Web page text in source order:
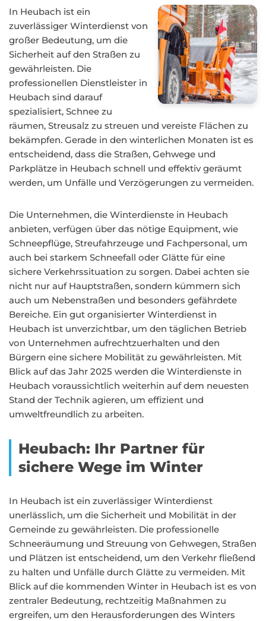
In Heubach ist ein
zuverlässiger Winterdienst von
großer Bedeutung, um die
Sicherheit auf den Straßen zu
gewährleisten. Die
professionellen Dienstleister in
Heubach sind darauf
spezialisiert, Schnee zu
räumen, Streusalz zu streuen und vereiste Flächen zu
bekämpfen. Gerade in den winterlichen Monaten ist es
entscheidend, dass die Straßen, Gehwege und
Parkplätze in Heubach schnell und effektiv geräumt
werden, um Unfälle und Verzögerungen zu vermeiden.
Die Unternehmen, die Winterdienste in Heubach
anbieten, verfügen über das nötige Equipment, wie
Schneepflüge, Streufahrzeuge und Fachpersonal, um
auch bei starkem Schneefall oder Glätte für eine
sichere Verkehrssituation zu sorgen. Dabei achten sie
nicht nur auf Hauptstraßen, sondern kümmern sich
auch um Nebenstraßen und besonders gefährdete
Bereiche. Ein gut organisierter Winterdienst in
Heubach ist unverzichtbar, um den täglichen Betrieb
von Unternehmen aufrechtzuerhalten und den
Bürgern eine sichere Mobilität zu gewährleisten. Mit
Blick auf das Jahr 2025 werden die Winterdienste in
Heubach voraussichtlich weiterhin auf dem neuesten
Stand der Technik agieren, um effizient und
umweltfreundlich zu arbeiten.
Heubach: Ihr Partner für
sichere Wege im Winter
In Heubach ist ein zuverlässiger Winterdienst
unerlässlich, um die Sicherheit und Mobilität in der
Gemeinde zu gewährleisten. Die professionelle
Schneeräumung und Streuung von Gehwegen, Straßen
und Plätzen ist entscheidend, um den Verkehr fließend
zu halten und Unfälle durch Glätte zu vermeiden. Mit
Blick auf die kommenden Winter in Heubach ist es von
zentraler Bedeutung, rechtzeitig Maßnahmen zu
ergreifen, um den Herausforderungen des Winters